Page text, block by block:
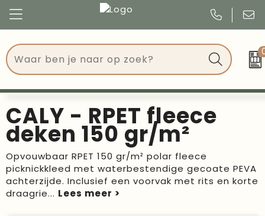
Tassen
Drinkwaren
Events
Give Aways
Congres
Events
Kerst
Verjaardagen
Voetbal, EK en WK
CALY - RPET fleece
deken 150 gr/m²
Opvouwbaar RPET 150 gr/m² polar fleece
picknickkleed met waterbestendige gecoate PEVA
achterzijde. Inclusief een voorvak met rits en korte
draagrie...